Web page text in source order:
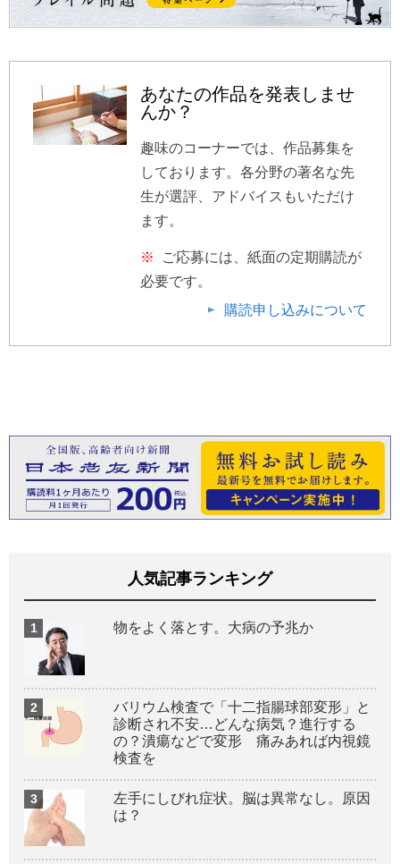
あなたの作品を発表しませ
んか？
趣味のコーナーでは、作品募集を
しております。各分野の著名な先
生が選評、アドバイスもいただけ
ます。
※ ご応募には、紙面の定期購読が
必要です。
購読申し込みについて
人気記事ランキング
物をよく落とす。大病の予兆か
バリウム検査で「十二指腸球部変形」と
診断され不安…どんな病気？進行する
の？潰瘍などで変形 痛みあれば内視鏡
検査を
左手にしびれ症状。脳は異常なし。原因
は？